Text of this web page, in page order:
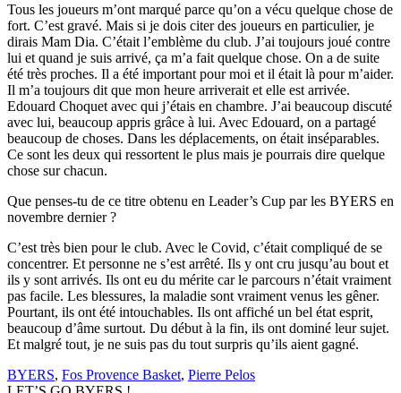
Tous les joueurs m’ont marqué parce qu’on a vécu quelque chose de
fort. C’est gravé. Mais si je dois citer des joueurs en particulier, je
dirais Mam Dia. C’était l’emblème du club. J’ai toujours joué contre
lui et quand je suis arrivé, ça m’a fait quelque chose. On a de suite
été très proches. Il a été important pour moi et il était là pour m’aider.
Il m’a toujours dit que mon heure arriverait et elle est arrivée.
Edouard Choquet avec qui j’étais en chambre. J’ai beaucoup discuté
avec lui, beaucoup appris grâce à lui. Avec Edouard, on a partagé
beaucoup de choses. Dans les déplacements, on était inséparables.
Ce sont les deux qui ressortent le plus mais je pourrais dire quelque
chose sur chacun.
Que penses-tu de ce titre obtenu en Leader’s Cup par les BYERS en
novembre dernier ?
C’est très bien pour le club. Avec le Covid, c’était compliqué de se
concentrer. Et personne ne s’est arrêté. Ils y ont cru jusqu’au bout et
ils y sont arrivés. Ils ont eu du mérite car le parcours n’était vraiment
pas facile. Les blessures, la maladie sont vraiment venus les gêner.
Pourtant, ils ont été intouchables. Ils ont affiché un bel état esprit,
beaucoup d’âme surtout. Du début à la fin, ils ont dominé leur sujet.
Et malgré tout, je ne suis pas du tout surpris qu’ils aient gagné.
BYERS, Fos Provence Basket, Pierre Pelos